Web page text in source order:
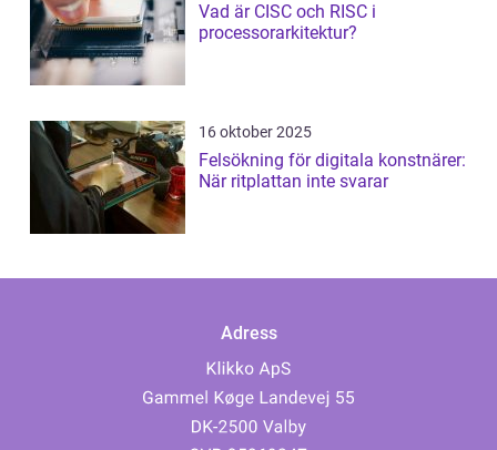
Vad är CISC och RISC i
processorarkitektur?
16 oktober 2025
Felsökning för digitala konstnärer:
När ritplattan inte svarar
Adress